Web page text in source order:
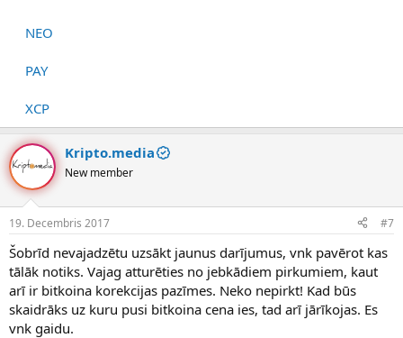
NEO
PAY
XCP
Kripto.media
New member
19. Decembris 2017 #7
Šobrīd nevajadzētu uzsākt jaunus darījumus, vnk pavērot kas
tālāk notiks. Vajag atturēties no jebkādiem pirkumiem, kaut
arī ir bitkoina korekcijas pazīmes. Neko nepirkt! Kad būs
skaidrāks uz kuru pusi bitkoina cena ies, tad arī jārīkojas. Es
vnk gaidu.